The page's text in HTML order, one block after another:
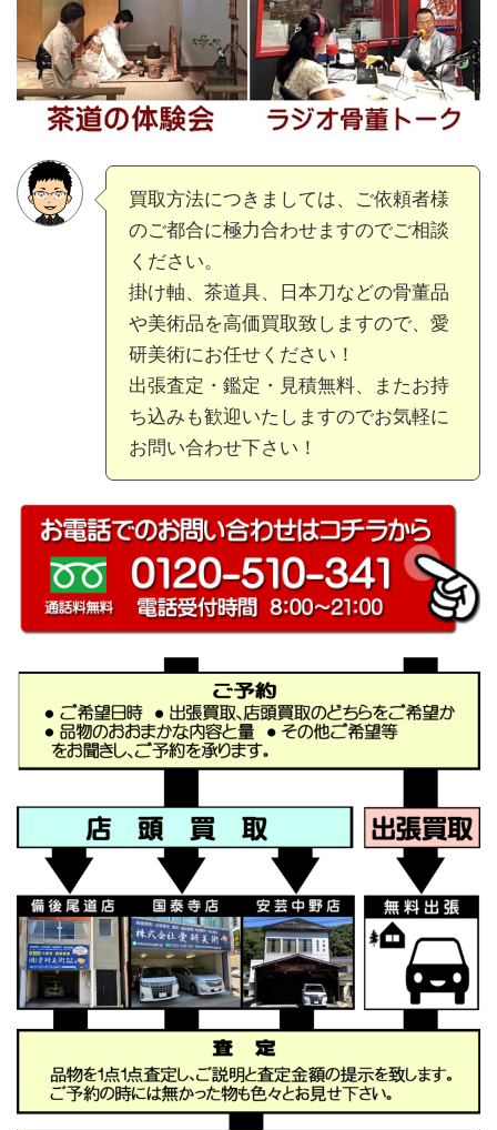
買取方法につきましては、ご依頼者様
のご都合に極力合わせますのでご相談
ください。
掛け軸、茶道具、日本刀などの骨董品
や美術品を高価買取致しますので、愛
研美術にお任せください！
出張査定・鑑定・見積無料、またお持
ち込みも歓迎いたしますのでお気軽に
お問い合わせ下さい！